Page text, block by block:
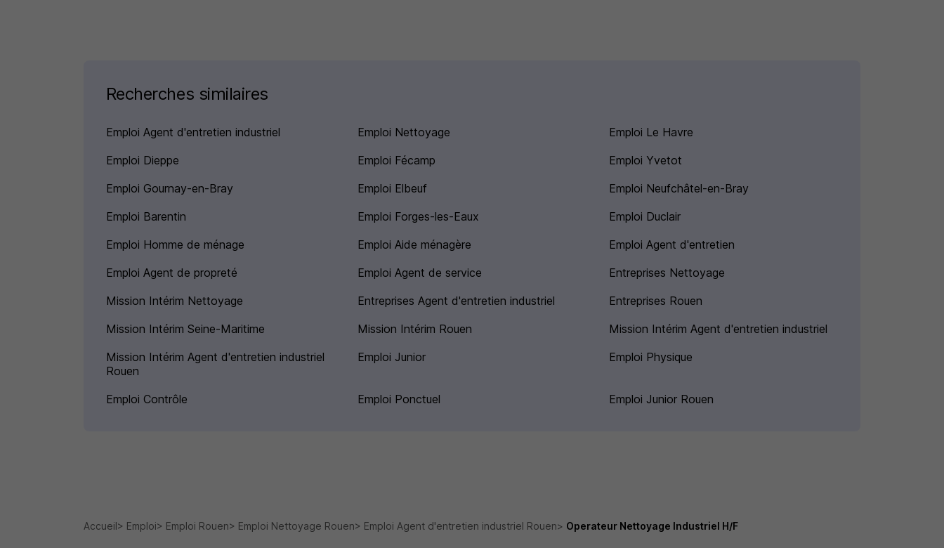
Recherches similaires
Emploi Agent d'entretien industriel Emploi Nettoyage
Emploi Le Havre
Emploi Dieppe
Emploi Fécamp
Emploi Yvetot
Emploi Gournay-en-Bray
Emploi Elbeuf
Emploi Neufchâtel-en-Bray
Emploi Barentin
Emploi Forges-les-Eaux
Emploi Duclair
Emploi Homme de ménage
Emploi Aide ménagère
Emploi Agent d'entretien
Emploi Agent de propreté
Emploi Agent de service
Entreprises Nettoyage
Mission Intérim Nettoyage
Entreprises Agent d'entretien industriel
Entreprises Rouen
Mission Intérim Seine-Maritime
Mission Intérim Rouen
Mission Intérim Agent d'entretien industriel
Mission Intérim Agent d'entretien industriel
Rouen
Emploi Junior Emploi Physique
Emploi Contrôle Emploi Ponctuel Emploi Junior Rouen
Accueil Emploi Emploi Rouen Emploi Nettoyage Rouen Emploi Agent d'entretien industriel Rouen Operateur Nettoyage Industriel H/F